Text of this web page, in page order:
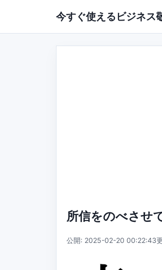
今すぐ使えるビジネス
所信をのべさせ
公開: 2025-02-20 00:22:43